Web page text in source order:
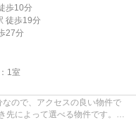
歩10分
徒歩19分
27分
1室
ので、アクセスの良い物件で
先によって選べる物件です。で